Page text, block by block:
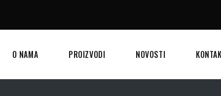
O NAMA PROIZVODI NOVOSTI